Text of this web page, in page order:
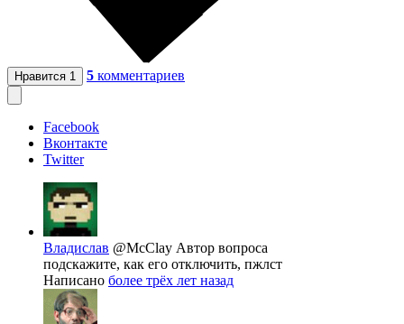
Нравится 1 5 комментариев
Facebook
Вконтакте
Twitter
Владислав @McClay Автор вопроса
подскажите, как его отключить, пжлст
Написано более трёх лет назад